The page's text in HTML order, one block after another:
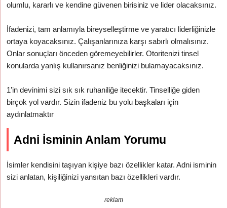
olumlu, kararlı ve kendine güvenen birisiniz ve lider olacaksınız.
İfadenizi, tam anlamıyla bireyselleştirme ve yaratıcı liderliğinizle
ortaya koyacaksınız. Çalışanlarınıza karşı sabırlı olmalısınız.
Onlar sonuçları önceden göremeyebilirler. Otoritenizi tinsel
konularda yanlış kullanırsanız benliğinizi bulamayacaksınız.
1’in devinimi sizi sık sık ruhaniliğe itecektir. Tinselliğe giden
birçok yol vardır. Sizin ifadeniz bu yolu başkaları için
aydınlatmaktır
Adni İsminin Anlam Yorumu
İsimler kendisini taşıyan kişiye bazı özellikler katar. Adni isminin
sizi anlatan, kişiliğinizi yansıtan bazı özellikleri vardır.
reklam